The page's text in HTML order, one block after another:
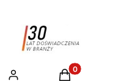
Produkty w